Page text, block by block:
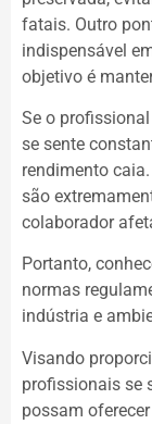
fatais. Outro
indispensável
objetivo é
Se o
se sente
rendimento
são
colaborador
Portanto,
normas
indústria e
Visando
profissionais se
possam